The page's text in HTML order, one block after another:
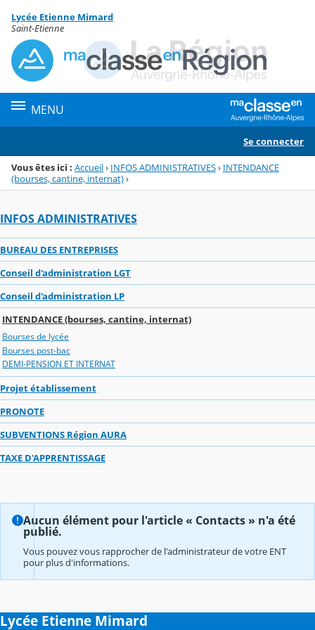
Menu de la rubrique
Contenu
Lycée Etienne Mimard
Saint-Etienne
MENU
Se connecter
Vous êtes ici : Accueil› INFOS ADMINISTRATIVES› INTENDANCE
(bourses, cantine, internat)›
INFOS ADMINISTRATIVES
BUREAU DES ENTREPRISES
Conseil d'administration LGT
Conseil d'administration LP
INTENDANCE (bourses, cantine, internat)
Bourses de lycée
Bourses post-bac
DEMI-PENSION ET INTERNAT
Projet établissement
PRONOTE
SUBVENTIONS Région AURA
TAXE D'APPRENTISSAGE
Aucun élément pour l'article « Contacts » n'a été
publié.
Vous pouvez vous rapprocher de l'administrateur de votre ENT
pour plus d'informations.
Lycée Etienne Mimard